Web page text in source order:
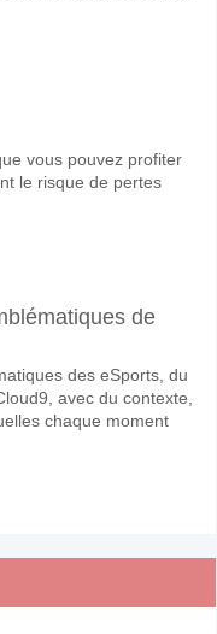
vous pouvez profiter
le risque de pertes
de
des eSports, du
avec du contexte,
chaque moment